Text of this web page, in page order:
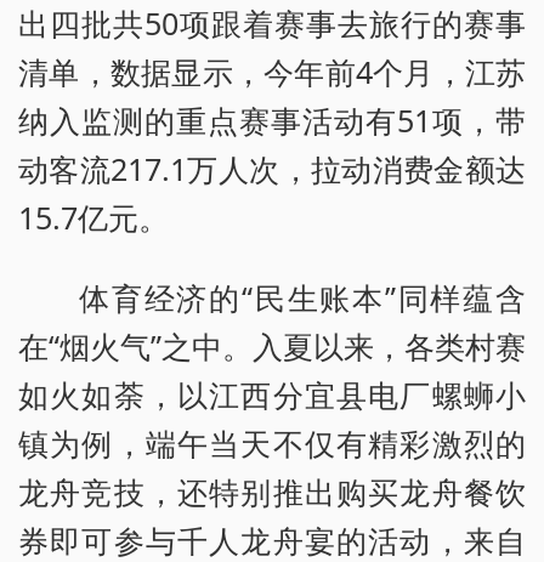
出四批共50项跟着赛事去旅行的赛事
清单，数据显示，今年前4个月，江苏
纳入监测的重点赛事活动有51项，带
动客流217.1万人次，拉动消费金额达
15.7亿元。
体育经济的“民生账本”同样蕴含
在“烟火气”之中。入夏以来，各类村赛
如火如荼，以江西分宜县电厂螺蛳小
镇为例，端午当天不仅有精彩激烈的
龙舟竞技，还特别推出购买龙舟餐饮
券即可参与千人龙舟宴的活动，来自